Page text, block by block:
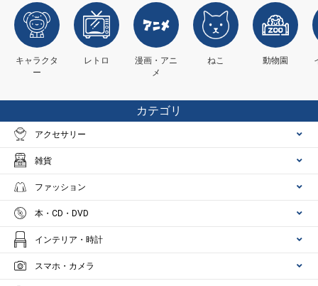
キャラクタ
ー
レトロ
漫画・アニ
メ
ねこ 動物園
カテゴリ
アクセサリー
雑貨
ファッション
本・CD・DVD
インテリア・時計
スマホ・カメラ